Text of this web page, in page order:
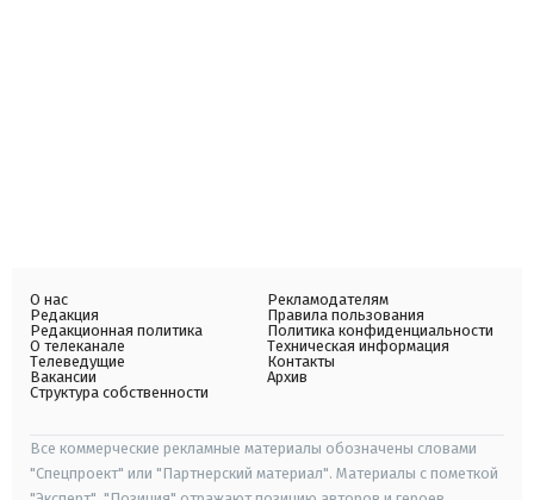
О нас
Редакция
Редакционная политика
О телеканале
Телеведущие
Вакансии
Структура собственности
Рекламодателям
Правила пользования
Политика конфиденциальности
Техническая информация
Контакты
Архив
Все коммерческие рекламные материалы обозначены словами
"Спецпроект" или "Партнерский материал". Материалы с пометкой